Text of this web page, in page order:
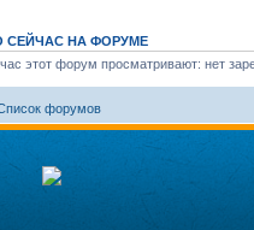
СЕЙЧАС НА ФОРУМЕ
этот форум просматривают: нет
форумов